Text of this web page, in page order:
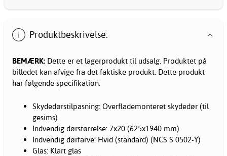
Produktbeskrivelse:
BEMÆRK: Dette er et lagerprodukt til udsalg. Produktet på
billedet kan afvige fra det faktiske produkt. Dette produkt
har følgende specifikation.
Skydedørstilpasning: Overflademonteret skydedør (til
gesims)
Indvendig dørstørrelse: 7x20 (625x1940 mm)
Indvendig dørfarve: Hvid (standard) (NCS S 0502-Y)
Glas: Klart glas